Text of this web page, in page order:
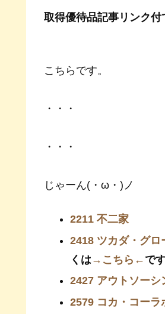
取得優待品記事リンク付
こちらです。
・・・
・・・
じゃーん(・ω・)ノ
2211 不二家
2418 ツカダ・グロ
くは →こちら← です
2427 アウトソーシ
2579 コカ・コーラ